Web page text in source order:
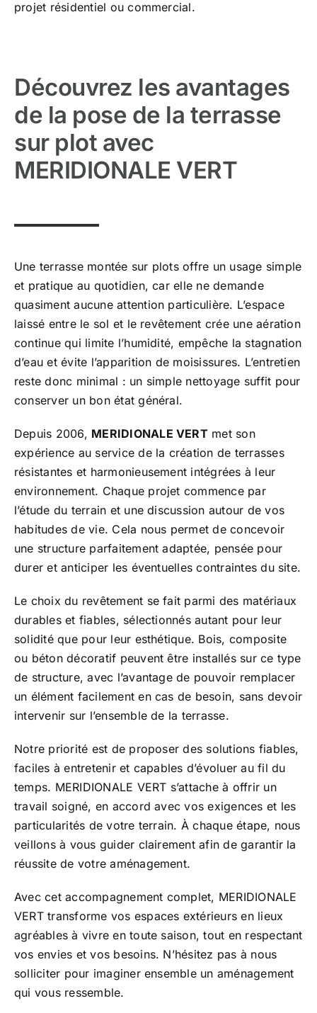
projet résidentiel ou commercial.
Découvrez les avantages
de la pose de la terrasse
sur plot avec
MERIDIONALE VERT
Une terrasse montée sur plots offre un usage simple
et pratique au quotidien, car elle ne demande
quasiment aucune attention particulière. L’espace
laissé entre le sol et le revêtement crée une aération
continue qui limite l’humidité, empêche la stagnation
d’eau et évite l’apparition de moisissures. L’entretien
reste donc minimal : un simple nettoyage suffit pour
conserver un bon état général.
Depuis 2006, MERIDIONALE VERT met son
expérience au service de la création de terrasses
résistantes et harmonieusement intégrées à leur
environnement. Chaque projet commence par
l’étude du terrain et une discussion autour de vos
habitudes de vie. Cela nous permet de concevoir
une structure parfaitement adaptée, pensée pour
durer et anticiper les éventuelles contraintes du site.
Le choix du revêtement se fait parmi des matériaux
durables et fiables, sélectionnés autant pour leur
solidité que pour leur esthétique. Bois, composite
ou béton décoratif peuvent être installés sur ce type
de structure, avec l’avantage de pouvoir remplacer
un élément facilement en cas de besoin, sans devoir
intervenir sur l’ensemble de la terrasse.
Notre priorité est de proposer des solutions fiables,
faciles à entretenir et capables d’évoluer au fil du
temps. MERIDIONALE VERT s’attache à offrir un
travail soigné, en accord avec vos exigences et les
particularités de votre terrain. À chaque étape, nous
veillons à vous guider clairement afin de garantir la
réussite de votre aménagement.
Avec cet accompagnement complet, MERIDIONALE
VERT transforme vos espaces extérieurs en lieux
agréables à vivre en toute saison, tout en respectant
vos envies et vos besoins. N’hésitez pas à nous
solliciter pour imaginer ensemble un aménagement
qui vous ressemble.